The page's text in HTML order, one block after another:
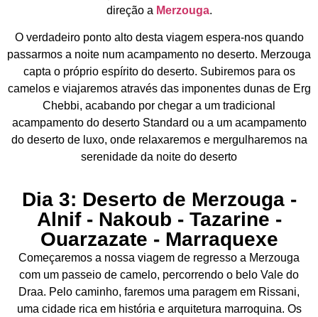
direção a Merzouga.
O verdadeiro ponto alto desta viagem espera-nos quando
passarmos a noite num acampamento no deserto. Merzouga
capta o próprio espírito do deserto. Subiremos para os
camelos e viajaremos através das imponentes dunas de Erg
Chebbi, acabando por chegar a um tradicional
acampamento do deserto Standard ou a um acampamento
do deserto de luxo, onde relaxaremos e mergulharemos na
serenidade da noite do deserto
Dia 3: Deserto de Merzouga -
Alnif - Nakoub - Tazarine -
Ouarzazate - Marraquexe
Começaremos a nossa viagem de regresso a Merzouga
com um passeio de camelo, percorrendo o belo Vale do
Draa. Pelo caminho, faremos uma paragem em Rissani,
uma cidade rica em história e arquitetura marroquina. Os